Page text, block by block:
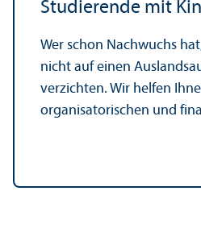
Studierende mit
Wer schon Nachwuchs
nicht auf einen
verzichten. Wir helfen
organisatorischen und